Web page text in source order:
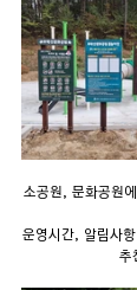
소공원, 문화공원
운영시간, 알림사
추